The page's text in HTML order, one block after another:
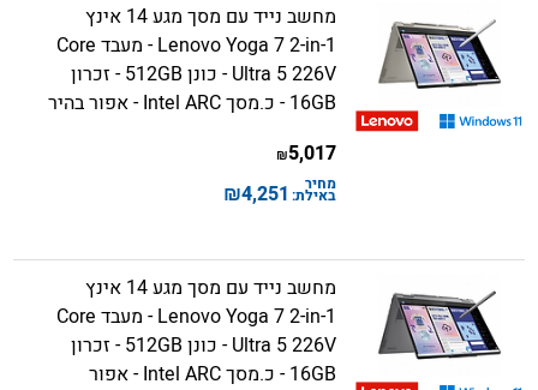
מחשב נייד עם מסך מגע 14 אינץ
Lenovo Yoga 7 2-in-1 - מעבד Core
Ultra 5 226V - כונן 512GB - זכרון
16GB - כ.מסך Intel ARC - אפור בהיר
5,017
₪
מחיר
באילת: 4,251
₪
מחשב נייד עם מסך מגע 14 אינץ
Lenovo Yoga 7 2-in-1 - מעבד Core
Ultra 5 226V - כונן 512GB - זכרון
16GB - כ.מסך Intel ARC - אפור